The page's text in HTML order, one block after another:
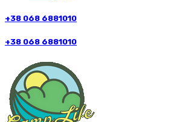
+38 068 6881010
+38 068 6881010